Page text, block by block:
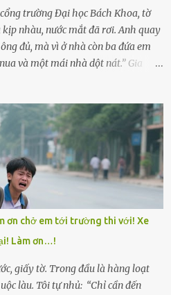
trường Đại học Bách Khoa, tờ
nhàu, nước mắt đã rơi. Anh quay
đủ, mà vì ở nhà còn ba đứa em
và một mái nhà dột nát.” Gia
lên đôi vai gầy guộc của bà nội –
trai cả là Trí, lúc đó mới chỉ 17 tuổi.
học lớp 12 nhưng đã biết làm ruộng,
rồi lại tất tả về đi học. Người
Trí học giỏi mà hiền, sau này
cô em gái: Mai, Lan và Hương – ba
tụi nhỏ sau này như hoa mai nở
mấy cũng cần đất màu, mà nhà
Năm đó, Trí đỗ Đại học Bách
ơn chở em tới trường thi với! Xe
Làm ơn…!
giấy tờ. Trong đầu là hàng loạt
làu. Tôi tự nhủ: “Chỉ cần đến